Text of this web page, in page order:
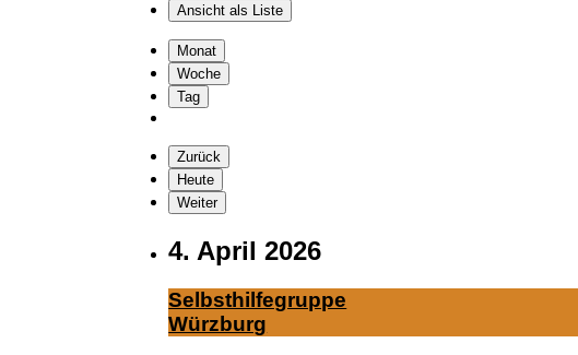
Ansicht als Liste
Monat
Woche
Tag
Zurück
Heute
Weiter
4. April 2026
Selbst­hil­fe­grup­pe
Würz­burg